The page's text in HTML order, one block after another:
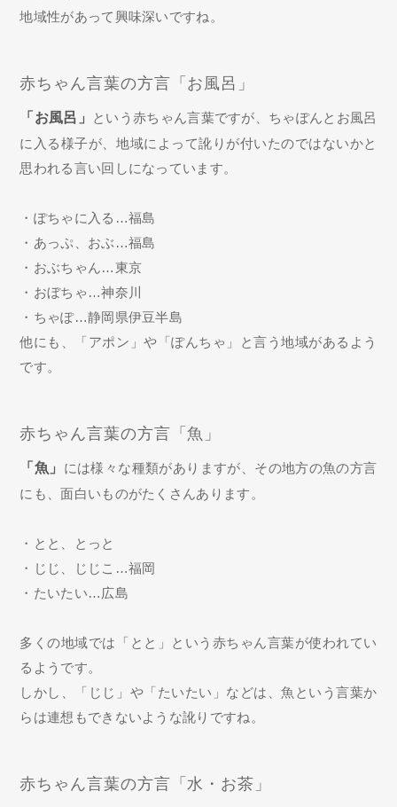
地域性があって興味深いですね。
赤ちゃん言葉の方言「お風呂」
「お風呂」
という赤ちゃん言葉ですが、ちゃぽんとお風呂
に入る様子が、地域によって訛りが付いたのではないかと
思われる言い回しになっています。
・ぽちゃに入る…福島
・あっぷ、おぶ…福島
・おぶちゃん…東京
・おぼちゃ…神奈川
・ちゃぽ…静岡県伊豆半島
他にも、「アポン」や「ぽんちゃ」と言う地域があるよう
です。
赤ちゃん言葉の方言「魚」
「魚」 には様々な種類がありますが、その地方の魚の方言
にも、面白いものがたくさんあります。
・とと、とっと
・じじ、じじこ…福岡
・たいたい…広島
多くの地域では「とと」という赤ちゃん言葉が使われてい
るようです。
しかし、「じじ」や「たいたい」などは、魚という言葉か
らは連想もできないような訛りですね。
赤ちゃん言葉の方言「水・お茶」